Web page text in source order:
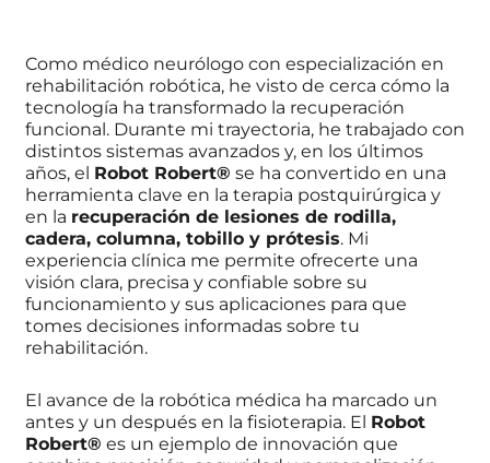
Como médico neurólogo con especialización en
rehabilitación robótica, he visto de cerca cómo la
tecnología ha transformado la recuperación
funcional. Durante mi trayectoria, he trabajado con
distintos sistemas avanzados y, en los últimos
años, el Robot Robert® se ha convertido en una
herramienta clave en la terapia postquirúrgica y
en la recuperación de lesiones de rodilla,
cadera, columna, tobillo y prótesis. Mi
experiencia clínica me permite ofrecerte una
visión clara, precisa y confiable sobre su
funcionamiento y sus aplicaciones para que
tomes decisiones informadas sobre tu
rehabilitación.
El avance de la robótica médica ha marcado un
antes y un después en la fisioterapia. El Robot
Robert® es un ejemplo de innovación que